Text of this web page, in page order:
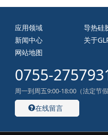
应用领域 导热硅
新闻中心
关于
网站地图
0755-
周一到周五9:00-18:00（法定节假
在线留言